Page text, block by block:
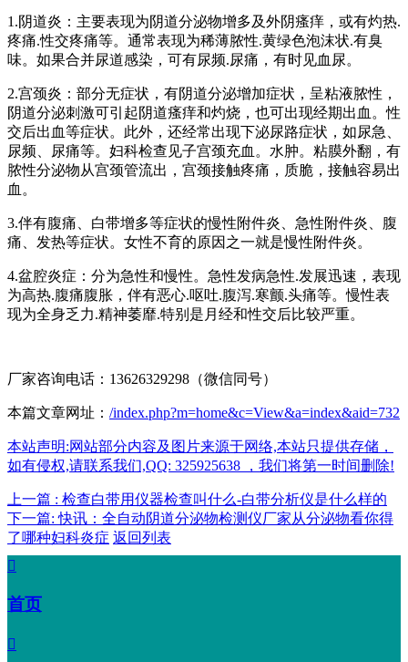
1.阴道炎：主要表现为阴道分泌物增多及外阴瘙痒，或有灼热.
疼痛.性交疼痛等。通常表现为稀薄脓性.黄绿色泡沫状.有臭
味。如果合并尿道感染，可有尿频.尿痛，有时见血尿。
2.宫颈炎：部分无症状，有阴道分泌增加症状，呈粘液脓性，
阴道分泌刺激可引起阴道瘙痒和灼烧，也可出现经期出血。性
交后出血等症状。此外，还经常出现下泌尿路症状，如尿急、
尿频、尿痛等。妇科检查见子宫颈充血。水肿。粘膜外翻，有
脓性分泌物从宫颈管流出，宫颈接触疼痛，质脆，接触容易出
血。
3.伴有腹痛、白带增多等症状的慢性附件炎、急性附件炎、腹
痛、发热等症状。女性不育的原因之一就是慢性附件炎。
4.盆腔炎症：分为急性和慢性。急性发病急性.发展迅速，表现
为高热.腹痛腹胀，伴有恶心.呕吐.腹泻.寒颤.头痛等。慢性表
现为全身乏力.精神萎靡.特别是月经和性交后比较严重。
厂家咨询电话：13626329298（微信同号）
本篇文章网址： /index.php?m=home&c=View&a=index&aid=732
本站声明:网站部分内容及图片来源于网络,本站只提供存储，
如有侵权,请联系我们,QQ: 325925638 ，我们将第一时间删除!
上一篇 : 检查白带用仪器检查叫什么-白带分析仪是什么样的
下一篇: 快讯：全自动阴道分泌物检测仪厂家从分泌物看你得
了哪种妇科炎症 返回列表

首页
